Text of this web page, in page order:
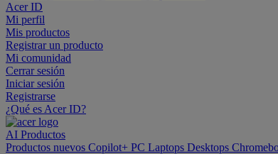
Acer ID
Mi perfil
Mis productos
Registrar un producto
Mi comunidad
Cerrar sesión
Iniciar sesión
Registrarse
¿Qué es Acer ID?
AI Productos
Productos nuevos Copilot+ PC Laptops Desktops